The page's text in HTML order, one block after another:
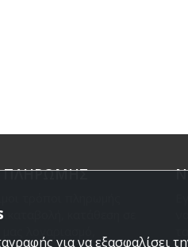
ΠΛΗΡΩΜΗΣ
κατάθεση σε
για να εξασφαλίσει